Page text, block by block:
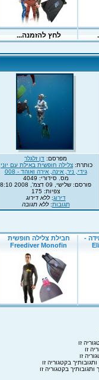
מפרסם: דן זלגלר
כותרת: צלילה חופשית באילת עם יוני,
גידי, ניר, אינה, אירה ואוהד - 008
מס. סידורי: 4049
פורסם: שלישי, 09 דצמ', 2008 8:10
צפיות: 175
דירוג:ללא דירוג
תגובות:ללא תגובה
זו
זו
זו
בקטגוריה זו
בקטגוריה זו